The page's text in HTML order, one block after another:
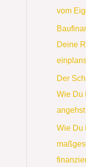
vom
Deine
Der
Wie Du
angehst
Wie Du